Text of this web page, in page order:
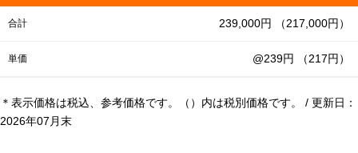
合計 239,000円 （217,000円）
単価 @239円 （217円）
＊表示価格は税込、参考価格です。（）内は税別価格です。 / 更新日：
2026年07月末